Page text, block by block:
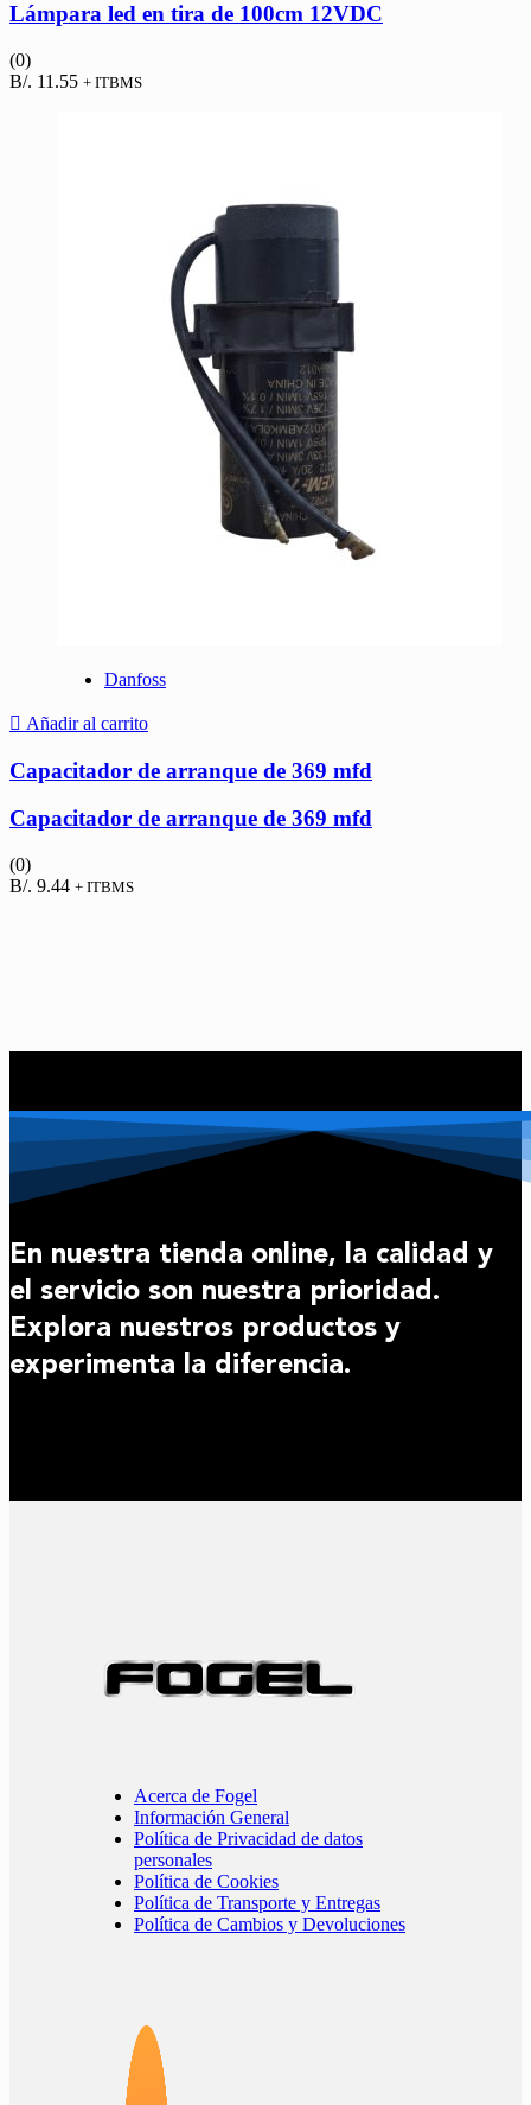
Lámpara led en tira de 100cm 12VDC
(0)
B/. 11.55 + ITBMS
Danfoss
Añadir al carrito
Capacitador de arranque de 369 mfd
Capacitador de arranque de 369 mfd
(0)
B/. 9.44 + ITBMS
En nuestra tienda online, la calidad y
el servicio son nuestra prioridad.
Explora nuestros productos y
experimenta la diferencia.
Acerca de Fogel
Información General
Política de Privacidad de datos
personales
Política de Cookies
Política de Transporte y Entregas
Política de Cambios y Devoluciones